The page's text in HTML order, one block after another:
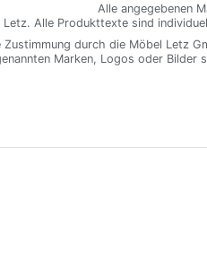
Alle angegebenen
Alle Produkttexte sind
durch die Möbel Letz
Marken, Logos oder Bilder